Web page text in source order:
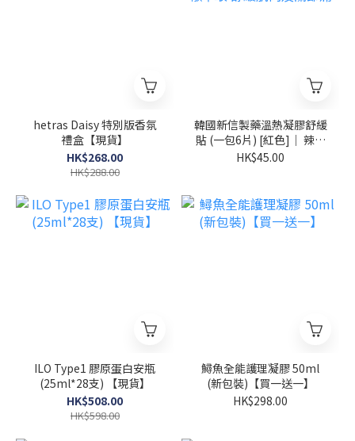
hetras Daisy 特別版香氛
禮盒【現貨】
HK$268.00
HK$288.00
韓國新信製藥溫熱凝膠舒緩
貼 (一包6片) [紅色]｜ 辣椒
萃取 舒緩肌肉及關節痛
HK$45.00
ILO Type1 膠原蛋白安瓶
(25ml*28支) 【現貨】
HK$508.00
HK$598.00
鱘魚全能護理凝膠 50ml
(新包裝)【買一送一】
HK$298.00